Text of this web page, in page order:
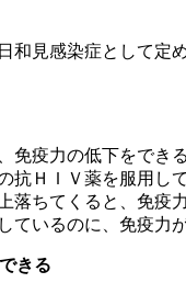
見感染症として定
疫力の低下をでき
抗ＨＩＶ薬を服用
落ちてくると、免疫
いるのに、免疫力
きる